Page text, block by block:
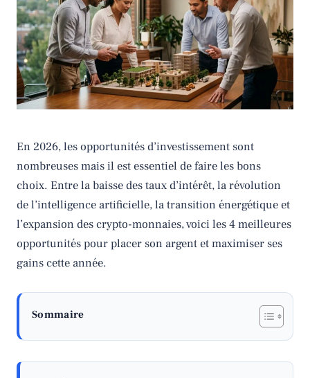
En 2026, les opportunités d’investissement sont
nombreuses mais il est essentiel de faire les bons
choix. Entre la baisse des taux d’intérêt, la révolution
de l’intelligence artificielle, la transition énergétique et
l’expansion des crypto-monnaies, voici les 4 meilleures
opportunités pour placer son argent et maximiser ses
gains cette année.
Sommaire